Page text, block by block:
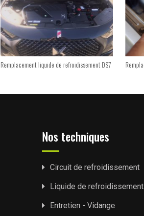
Remplacement liquide de refroidissement DS7
Nos techniques
Circuit de refroidissement
Liquide de refroidissement
Entretien - Vidange